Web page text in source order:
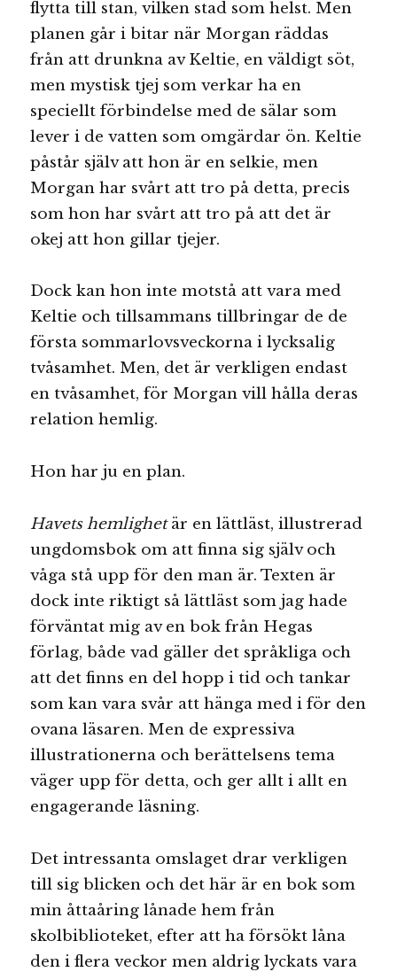
flytta till stan, vilken stad som helst. Men
planen går i bitar när Morgan räddas
från att drunkna av Keltie, en väldigt söt,
men mystisk tjej som verkar ha en
speciellt förbindelse med de sälar som
lever i de vatten som omgärdar ön. Keltie
påstår själv att hon är en selkie, men
Morgan har svårt att tro på detta, precis
som hon har svårt att tro på att det är
okej att hon gillar tjejer.
Dock kan hon inte motstå att vara med
Keltie och tillsammans tillbringar de de
första sommarlovsveckorna i lycksalig
tvåsamhet. Men, det är verkligen endast
en tvåsamhet, för Morgan vill hålla deras
relation hemlig.
Hon har ju en plan.
Havets hemlighetär en lättläst, illustrerad
ungdomsbok om att finna sig själv och
våga stå upp för den man är. Texten är
dock inte riktigt så lättläst som jag hade
förväntat mig av en bok från Hegas
förlag, både vad gäller det språkliga och
att det finns en del hopp i tid och tankar
som kan vara svår att hänga med i för den
ovana läsaren. Men de expressiva
illustrationerna och berättelsens tema
väger upp för detta, och ger allt i allt en
engagerande läsning.
Det intressanta omslaget drar verkligen
till sig blicken och det här är en bok som
min åttaåring lånade hem från
skolbiblioteket, efter att ha försökt låna
den i flera veckor men aldrig lyckats vara